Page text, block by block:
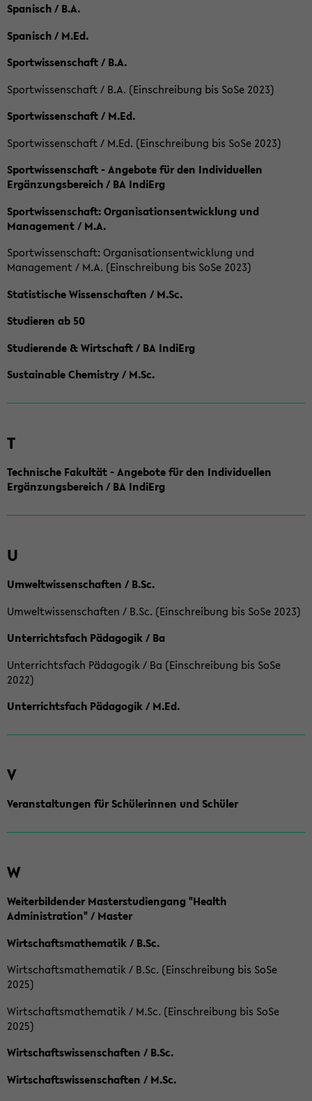
Spanisch / B.A.
Spanisch / M.Ed.
Sportwissenschaft / B.A.
Sportwissenschaft / B.A. (Einschreibung bis SoSe 2023)
Sportwissenschaft / M.Ed.
Sportwissenschaft / M.Ed. (Einschreibung bis SoSe 2023)
Sportwissenschaft - Angebote für den Individuellen
Ergänzungsbereich / BA IndiErg
Sportwissenschaft: Organisationsentwicklung und
Management / M.A.
Sportwissenschaft: Organisationsentwicklung und
Management / M.A. (Einschreibung bis SoSe 2023)
Statistische Wissenschaften / M.Sc.
Studieren ab 50
Studierende & Wirtschaft / BA IndiErg
Sustainable Chemistry / M.Sc.
T
Technische Fakultät - Angebote für den Individuellen
Ergänzungsbereich / BA IndiErg
U
Umweltwissenschaften / B.Sc.
Umweltwissenschaften / B.Sc. (Einschreibung bis SoSe 2023)
Unterrichtsfach Pädagogik / Ba
Unterrichtsfach Pädagogik / Ba (Einschreibung bis SoSe
2022)
Unterrichtsfach Pädagogik / M.Ed.
V
Veranstaltungen für Schülerinnen und Schüler
W
Weiterbildender Masterstudiengang "Health
Administration" / Master
Wirtschaftsmathematik / B.Sc.
Wirtschaftsmathematik / B.Sc. (Einschreibung bis SoSe
2025)
Wirtschaftsmathematik / M.Sc. (Einschreibung bis SoSe
2025)
Wirtschaftswissenschaften / B.Sc.
Wirtschaftswissenschaften / M.Sc.